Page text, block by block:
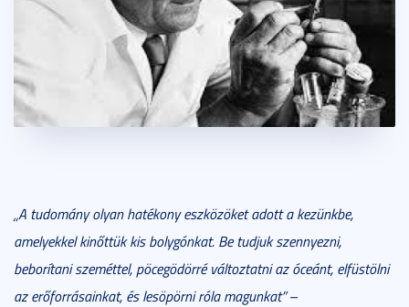
„A tudomány olyan hatékony eszközöket adott a kezünkbe,
amelyekkel kinőttük kis bolygónkat. Be tudjuk szennyezni,
beborítani szeméttel, pöcegödörré változtatni az óceánt, elfüstölni
az erőforrásainkat, és lesöpörni róla magunkat”–